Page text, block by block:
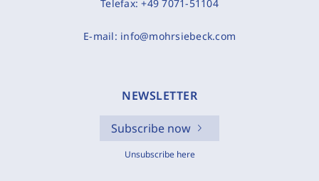
Telefax:+49 7071-51104
E-mail: info@mohrsiebeck.com
NEWSLETTER
Subscribe now
Unsubscribe here